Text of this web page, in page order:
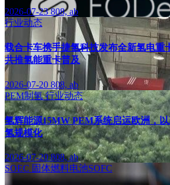
2026-07-23808, ab
行业动态
载合卡车携手捷氢科技发布全新氢电重
共推氢能重卡普及
2026-07-20 808, ab
PEM制氢行业动态
氢辉能源15MW PEM系统启运欧洲，
氢规模化
2026-07-20808, ab
SOEC 固体燃料电池SOFC